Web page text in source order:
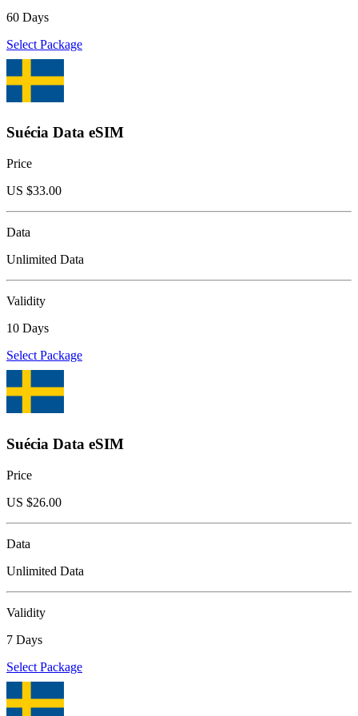
60 Days
Select Package
Suécia Data eSIM
Price
US $33.00
Data
Unlimited Data
Validity
10 Days
Select Package
Suécia Data eSIM
Price
US $26.00
Data
Unlimited Data
Validity
7 Days
Select Package